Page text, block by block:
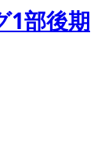
1部後期